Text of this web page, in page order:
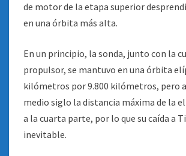
de motor de la etapa superior
en una órbita más alta.
En un principio, la sonda, junto con la
propulsor, se mantuvo en una órbita
kilómetros por 9.800 kilómetros, pero
medio siglo la distancia máxima de la
a la cuarta parte, por lo que su caída a
inevitable.